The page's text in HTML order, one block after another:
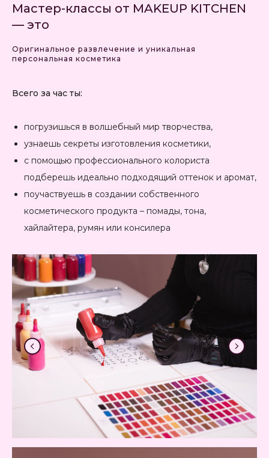
Мастер-классы от MAKEUP KITCHEN
— это
Оригинальное развлечение и уникальная
персональная косметика
Всего за час ты:
погрузишься в волшебный мир творчества,
узнаешь секреты изготовления косметики,
с помощью профессионального колориста
подберешь идеально подходящий оттенок и аромат,
поучаствуешь в создании собственного
косметического продукта – помады, тона,
хайлайтера, румян или консилера